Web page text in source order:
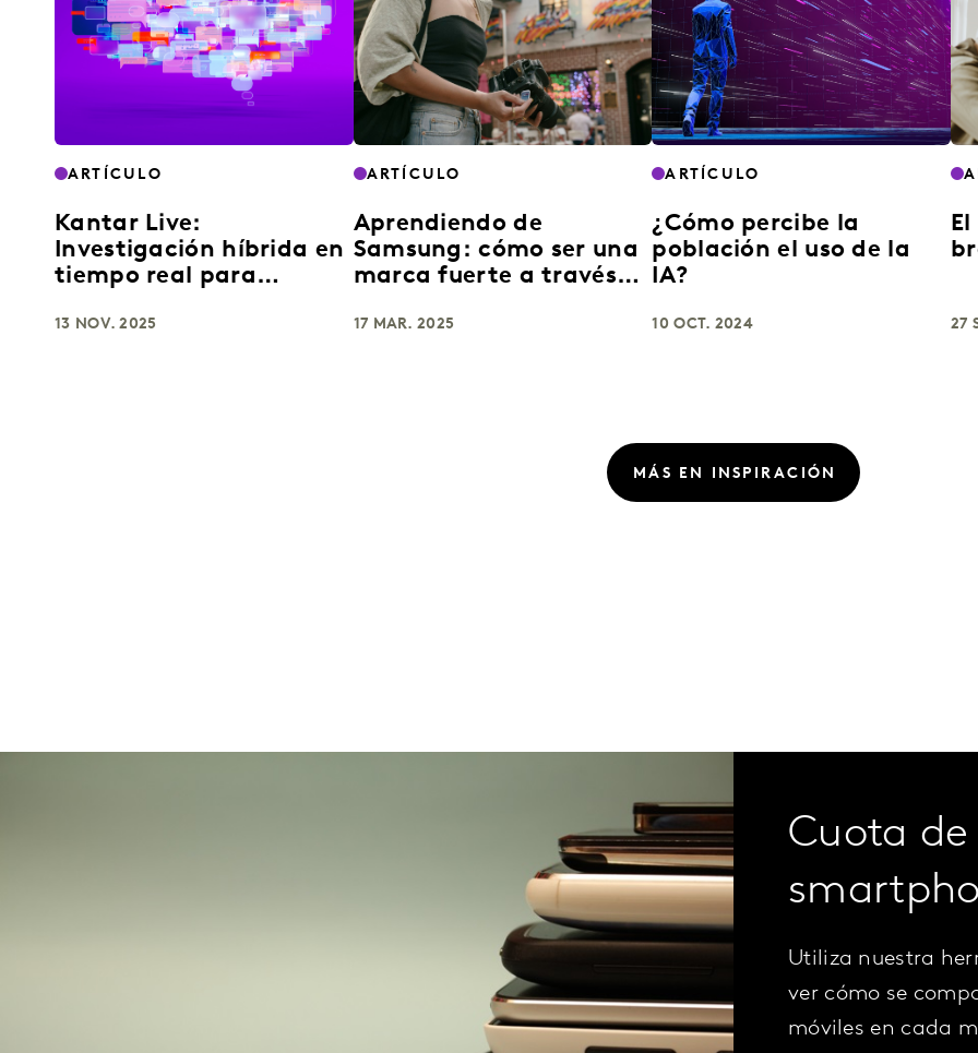
ARTÍCULO
Kantar Live:
Investigación híbrida en
tiempo real para
inteligentes
13 NOV. 2025
ARTÍCULO
Aprendiendo de
Samsung: cómo ser una
marca fuerte a través
17 MAR. 2025
ARTÍCULO
¿Cómo percibe la
población el uso de la
IA?
10 OCT. 2024 27
MÁS EN INSPIRACIÓN
Cuota
Utiliza nuestra
ver cómo se
móviles en cada